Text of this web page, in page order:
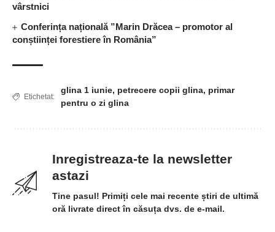
vârstnici
Conferința națională ”Marin Drăcea – promotor al
conștiinței forestiere în România”
Etichetat:
glina 1 iunie, petrecere copii glina, primar
pentru o zi glina
Inregistreaza-te la newsletter
astazi
Tine pasul! Primiți cele mai recente știri de ultimă
oră livrate direct în căsuța dvs. de e-mail.